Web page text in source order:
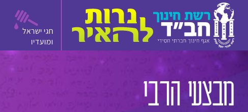
חגי ישראל
ומועדיו
מבצעי הרבי